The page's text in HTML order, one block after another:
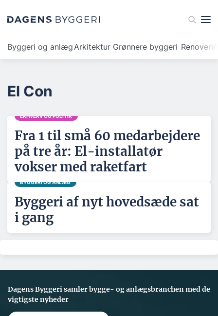
Byggeri og anlægArkitektur Grønnere byggeri
El Con
ERHVERV OG POLITIK
Fra 1 til små 60 medarbejdere
på tre år: El-installatør
vokser med raketfart
BYGGERI OG ANLÆG
Byggeri af nyt hovedsæde sat
i gang
Dagens Byggeri samler bygge- og anlægsbranchen med de
vigtigste nyheder